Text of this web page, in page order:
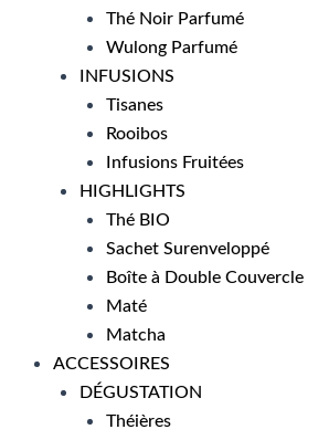
Thé Noir Parfumé
Wulong Parfumé
INFUSIONS
Tisanes
Rooibos
Infusions Fruitées
HIGHLIGHTS
Thé BIO
Sachet Surenveloppé
Boîte à Double Couvercle
Maté
Matcha
ACCESSOIRES
DÉGUSTATION
Théières